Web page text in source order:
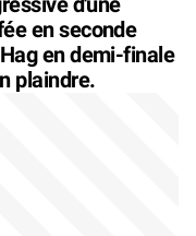
en seconde
en demi-finale
plaindre.